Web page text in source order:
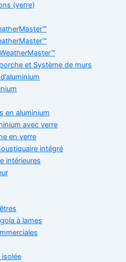
(verre)
et Système de murs
en aluminium
avec verre
en verre
intégré
intérieures
à lames